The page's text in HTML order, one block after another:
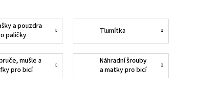
a pouzdra
paličky
Tlumítka
mušle a
pro bicí
Náhradní šrouby
a matky pro bicí